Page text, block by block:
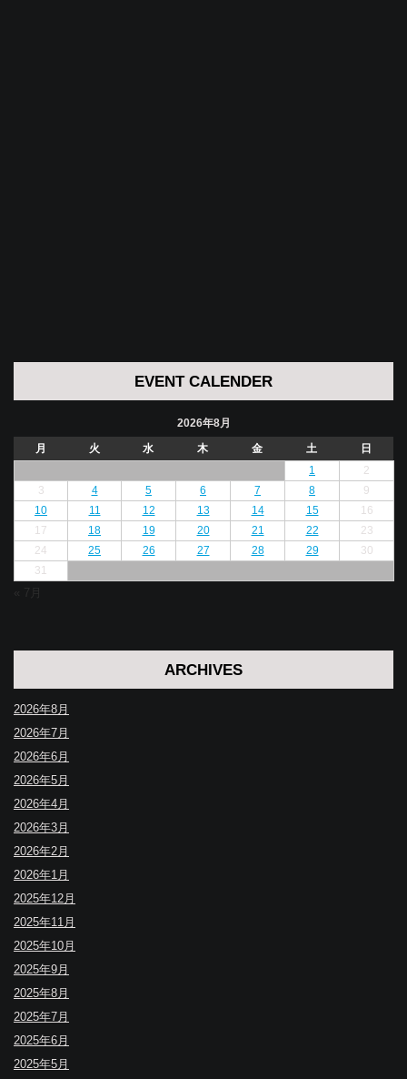
EVENT CALENDER
2026年8月
月
火 水 木 金 土
日
1
2
3
4 5 6 7 8
9
10
11 12 13 14 15
16
17
18 19 20 21 22
23
24
25 26 27 28 29
30
31
« 7月
ARCHIVES
2026年8月
2026年7月
2026年6月
2026年5月
2026年4月
2026年3月
2026年2月
2026年1月
2025年12月
2025年11月
2025年10月
2025年9月
2025年8月
2025年7月
2025年6月
2025年5月